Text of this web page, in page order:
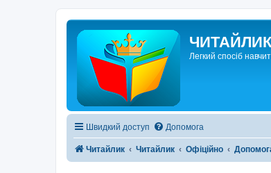
ЧИТАЙЛИК
Легкий спосіб
Швидкий доступ Допомога
Читайлик Читайлик Офіційно